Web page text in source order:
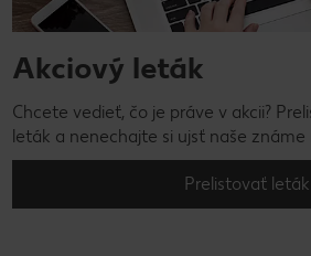
Akciový leták
Chcete vedieť, čo je práve v akcii?
leták a nenechajte si ujsť naše známe
Prelistovať leták